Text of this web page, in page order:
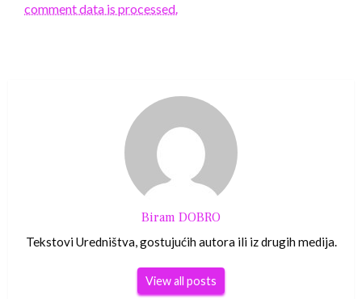
comment data is processed.
Biram DOBRO
Tekstovi Uredništva, gostujućih autora ili iz drugih medija.
View all posts